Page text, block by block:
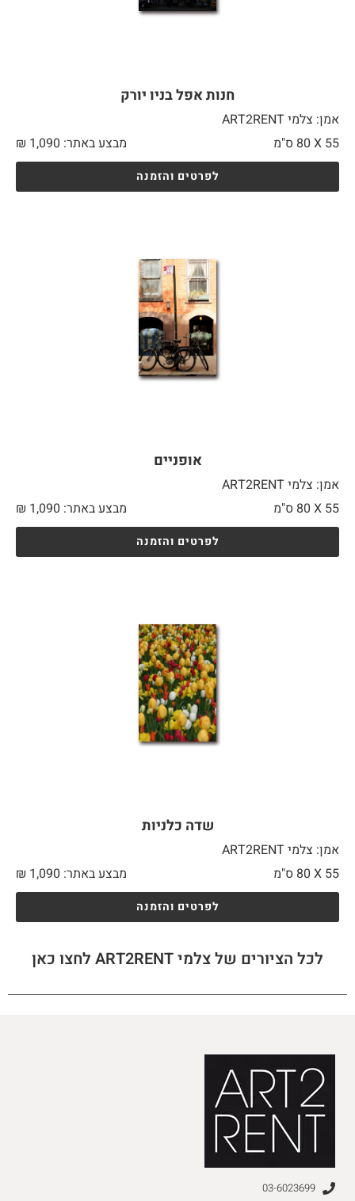
חנות אפל בניו יורק
אמן: צלמי ART2RENT
55 X
מבצע באתר: ₪ 1,090
לפרטים והזמנה
אופניים
אמן: צלמי ART2RENT
55 X
מבצע באתר: ₪ 1,090
לפרטים והזמנה
שדה כלניות
אמן: צלמי ART2RENT
55 X
מבצע באתר: ₪ 1,090
לפרטים והזמנה
לכל הציורים של צלמי ART2RENT לחצו כאן
03-6023699